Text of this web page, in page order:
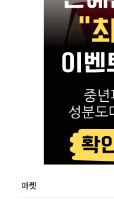
마켓